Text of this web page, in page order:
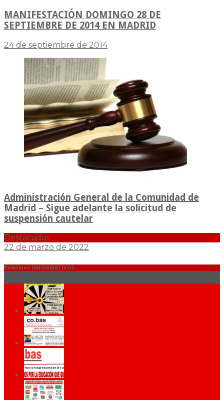
MANIFESTACIÓN DOMINGO 28 DE
SEPTIEMBRE DE 2014 EN MADRID
24 de septiembre de 2014
Administración General de la Comunidad de
Madrid – Sigue adelante la solicitud de
suspensión cautelar
Destacados
22 de marzo de 2022
Boletines INFORMATIVOS